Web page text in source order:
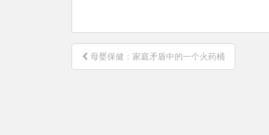
文
章
母婴保健：家庭矛盾中的一个火药桶